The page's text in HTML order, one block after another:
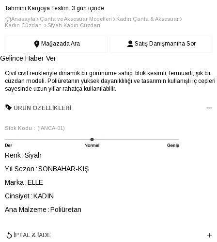
Tahmini Kargoya Teslim: 3 gün içinde
Anasayfa Çanta ve Aksesuar Modelleri
Kadın Çanta & Aksesuar
Kadın Cüzdan
Siyah Kadın Cüzdan
Mağazada Ara Satış Danışmanına Sor
Gelince Haber Ver
Cıvıl cıvıl renkleriyle dinamik bir görünüme sahip, blok kesimli, fermuarlı, şık bir
cüzdan modeli. Poliüretanın yüksek dayanıklılığı ve tasarımın kullanışlı iç cepleri
sayesinde uzun yıllar rahatça kullanılabilir.
ÜRÜN ÖZELLIKLERI
Stok Kodu (IANCA-01)
Renk Siyah
Yıl Sezon SONBAHAR-KIŞ
Marka ELLE
Cinsiyet KADIN
Ana Malzeme Poliüretan
En
19 cm
İPTAL & İADE